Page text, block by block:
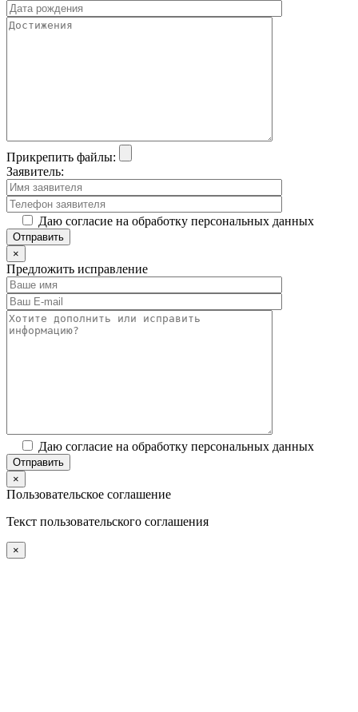
Прикрепить файлы:
Заявитель:
Даю согласие на обработку персональных данных
×
Предложить исправление
Даю согласие на обработку персональных данных
×
Пользовательское соглашение
Текст пользовательского соглашения
×